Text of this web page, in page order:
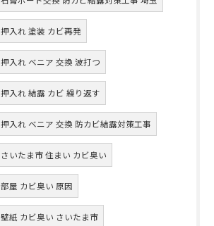
押入れ 塗装 カビ再発
押入れ ベニア 交換 波打つ
押入れ 結露 カビ 繰り返す
押入れ ベニア 交換 防カビ結露対策工事
さいたま市 住まい カビ臭い
部屋 カビ臭い 原因
壁紙 カビ臭い さいたま市